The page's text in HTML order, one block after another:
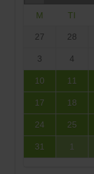
M TI
27 28
3 4
10 11
17 18
24 25
31 1